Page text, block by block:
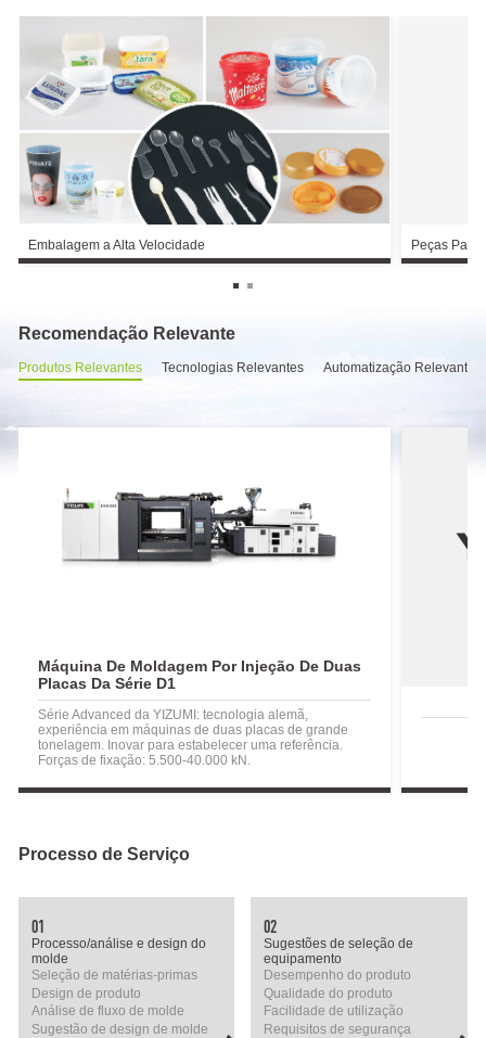
Plástico
Série
Aplicação
Embalagem
a Alta
Velocidade
Peças
Para
Automóveis
Embalagem a Alta Velocidade Peças Para
Recomendação Relevante
Produtos Relevantes Tecnologias Relevantes Automatização Relevante
Máquina De Moldagem Por Injeção De Duas
Placas Da Série D1
Série Advanced da YIZUMI: tecnologia alemã,
experiência em máquinas de duas placas de grande
tonelagem. Inovar para estabelecer uma referência.
Forças de fixação: 5.500-40.000 kN.
Processo de Serviço
01
Processo/análise e design do
molde
Seleção de matérias-primas
Design de produto
Análise de fluxo de molde
Sugestão de design de molde
02
Sugestões de seleção de
equipamento
Desempenho do produto
Qualidade do produto
Facilidade de utilização
Requisitos de segurança